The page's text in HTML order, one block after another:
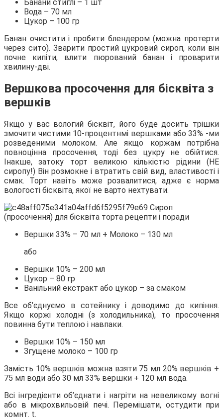
Банани стиглі – 1 шт
Вода – 70 мл
Цукор – 100 гр
Банан очистити і пробити блендером (можна протерти
через сито). Зварити простий цукровий сироп, коли він
почне кипіти, влити пюрований банан і проварити
хвилину-дві.
Вершкова просочення для бісквіта з
вершків
Якщо у вас вологий бісквіт, його буде досить трішки
змочити чистими 10-процентнмі вершками або 33% -ми
розведеними молоком. Але якщо коржам потрібна
повноцінна просочення, тоді без цукру не обійтися.
Інакше, затоку торт великою кількістю рідини (НЕ
сиропу!) Він розмокне і втратить свій вид, властивості і
смак. Торт навіть може розвалитися, адже є норма
вологості бісквіта, якої не варто нехтувати.
Вершки 33% – 70 мл + Молоко – 130 мл
або
Вершки 10% – 200 мл
Цукор – 80 гр
Ванільний екстракт або цукор – за смаком
Все об’єднуємо в сотейнику і доводимо до кипіння.
Якщо коржі холодні (з холодильника), то просочення
повинна бути теплою і навпаки.
Вершки 10% – 150 мл
Згущене молоко – 100 гр
Замість 10% вершків можна взяти 75 мл 20% вершків +
75 мл води або 30 мл 33% вершки + 120 мл вода.
Всі інгредієнти об’єднати і нагріти на невеликому вогні
або в мікрохвильовій печі. Перемішати, остудити при
комнт. t.